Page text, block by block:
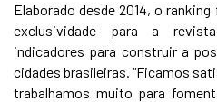
Elaborado desde 2014, o
exclusividade para a
indicadores para construir a
cidades brasileiras. “Ficamos
trabalhamos muito para